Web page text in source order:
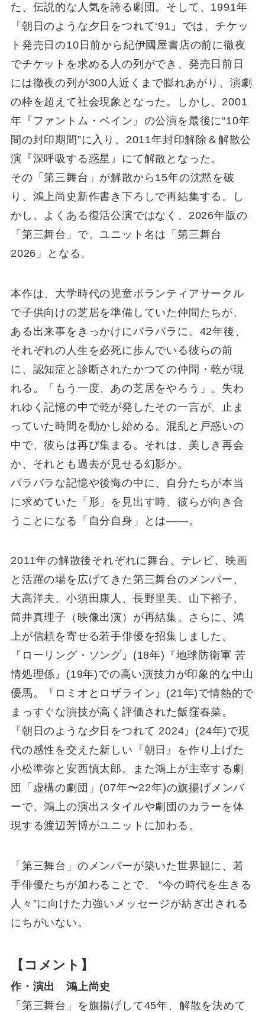
た、伝説的な人気を誇る劇団。そして、1991年
『朝日のような夕日をつれて‘91』では、チケッ
ト発売日の10日前から紀伊國屋書店の前に徹夜
でチケットを求める人の列ができ、発売日前日
には徹夜の列が300人近くまで膨れあがり、演劇
の枠を超えて社会現象となった。しかし、2001
年『ファントム・ペイン』の公演を最後に“10年
間の封印期間”に入り、2011年封印解除＆解散公
演『深呼吸する惑星』にて解散となった。
その「第三舞台」が解散から15年の沈黙を破
り、鴻上尚史新作書き下ろしで再結集する。し
かし、よくある復活公演ではなく、2026年版の
「第三舞台」で、ユニット名は「第三舞台
2026」となる。
本作は、大学時代の児童ボランティアサークル
で子供向けの芝居を準備していた仲間たちが、
ある出来事をきっかけにバラバラに。42年後、
それぞれの人生を必死に歩んでいる彼らの前
に、認知症と診断されたかつての仲間・乾が現
れる。「もう一度、あの芝居をやろう」。失わ
れゆく記憶の中で乾が発したその一言が、止ま
っていた時間を動かし始める。混乱と戸惑いの
中で、彼らは再び集まる。それは、美しき再会
か、それとも過去が見せる幻影か。
バラバラな記憶や後悔の中に、自分たちが本当
に求めていた「形」を見出す時、彼らが向き合
うことになる「自分自身」とは――。
2011年の解散後それぞれに舞台、テレビ、映画
と活躍の場を広げてきた第三舞台のメンバー、
大高洋夫、小須田康人、長野里美、山下裕子、
筒井真理子（映像出演）が再結集。さらに、鴻
上が信頼を寄せる若手俳優を招集しました。
『ローリング・ソング』(18年)『地球防衛軍 苦
情処理係』(19年)での高い演技力が印象的な中山
優馬。『ロミオとロザライン』(21年)で情熱的で
まっすぐな演技が高く評価された飯窪春菜。
『朝日のような夕日をつれて 2024』(24年)で現
代の感性を交えた新しい『朝日』を作り上げた
小松準弥と安西慎太郎。また鴻上が主宰する劇
団「虚構の劇団」(07年〜22年)の旗揚げメンバ
ーで、鴻上の演出スタイルや劇団のカラーを体
現する渡辺芳博がユニットに加わる。
「第三舞台」のメンバーが築いた世界観に、若
手俳優たちが加わることで、 “今の時代を生きる
人々”に向けた力強いメッセージが紡ぎ出される
にちがいない。
【コメント】
作・演出 鴻上尚史
「第三舞台」を旗揚げして45年、解散を決めて